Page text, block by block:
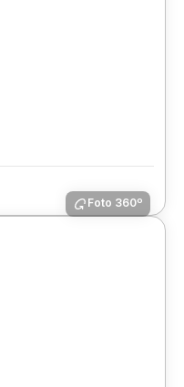
Foto 360º